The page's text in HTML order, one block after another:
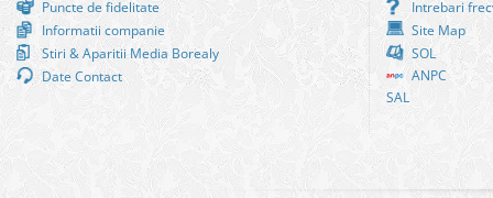
Puncte de fidelitate
Informatii companie
Stiri & Aparitii Media Borealy
Date Contact
Intrebari
Site Map
SOL
ANPC
SAL